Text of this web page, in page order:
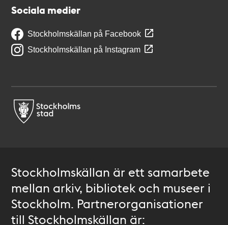
Sociala medier
Stockholmskällan på Facebook
Stockholmskällan på Instagram
Stockholmskällan är ett samarbete
mellan arkiv, bibliotek och museer i
Stockholm. Partnerorganisationer
till Stockholmskällan är: